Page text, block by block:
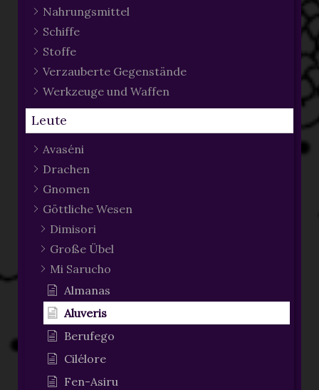
Nahrungsmittel
Schiffe
Stoffe
Verzauberte Gegenstände
Werkzeuge und Waffen
Leute
Avaséni
Drachen
Gnomen
Göttliche Wesen
Dimisori
Große Übel
Mi Sarucho
Almanas
Aluveris
Berufego
Cilélore
Fen-Asiru